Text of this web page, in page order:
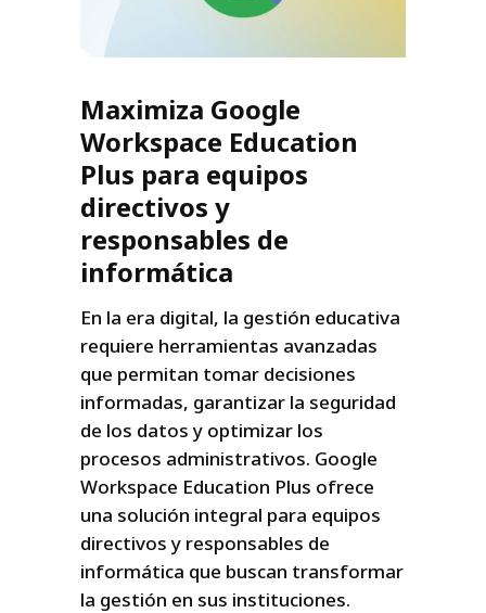
Maximiza Google
Workspace Education
Plus para equipos
directivos y
responsables de
informática
En la era digital, la gestión educativa
requiere herramientas avanzadas
que permitan tomar decisiones
informadas, garantizar la seguridad
de los datos y optimizar los
procesos administrativos. Google
Workspace Education Plus ofrece
una solución integral para equipos
directivos y responsables de
informática que buscan transformar
la gestión en sus instituciones.